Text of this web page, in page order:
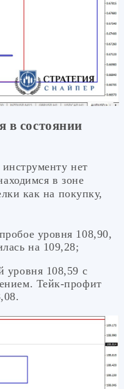
в состоянии
нет
в зоне
как на покупку,
уровня 108,90,
на 109,28;
уровня 108,59 с
Тейк-профит